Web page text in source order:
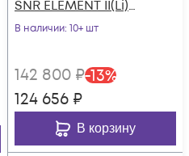
SNR ELEMENT II(Li)
3кВА/3кВт, 76.8В/9Ач
В наличии: 10+ шт
142 800 ₽-13%
124 656 ₽
В корзину